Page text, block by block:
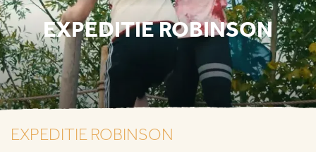
EXPEDITIE ROBINSON
EXPEDITIE ROBINSON